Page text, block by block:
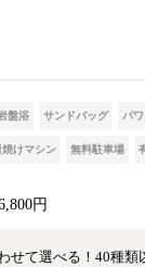
盤浴 サンドバッグ パ
焼けマシン 無料駐車場
円
せて選べる！40種